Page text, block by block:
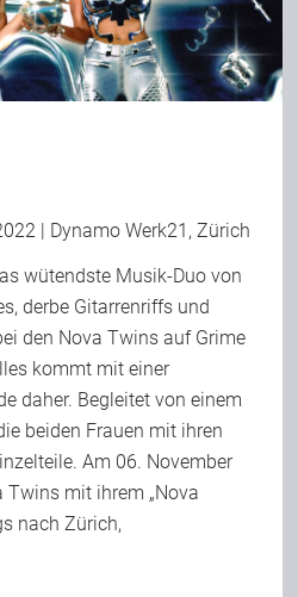
| Dynamo Werk21, Zürich
wütendste Musik-Duo von
derbe Gitarrenriffs und
den Nova Twins auf Grime
kommt mit einer
daher. Begleitet von einem
beiden Frauen mit ihren
Am 06. November
mit ihrem „Nova
nach Zürich,